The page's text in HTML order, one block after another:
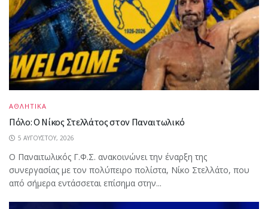
ΑΘΛΗΤΙΚΑ
Πόλο: Ο Νίκος Στελλάτος στον Παναιτωλικό
5 ΑΥΓΟΎΣΤΟΥ, 2026
Ο Παναιτωλικός Γ.Φ.Σ. ανακοινώνει την έναρξη της
συνεργασίας με τον πολύπειρο πολίστα, Νίκο Στελλάτο, που
από σήμερα εντάσσεται επίσημα στην...